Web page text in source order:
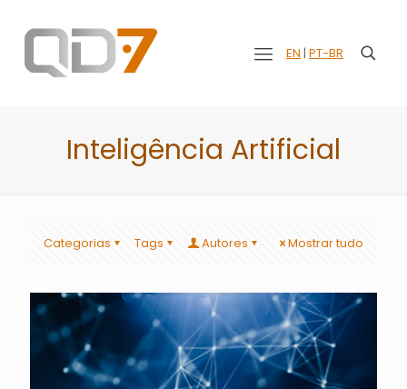
EN | PT-BR
Inteligência Artificial
Categorias Tags Autores Mostrar tudo